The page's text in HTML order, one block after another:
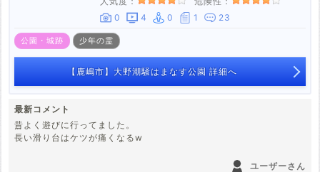
0
4 0 1 23
公園・城跡 少年の霊
【鹿嶋市】大野潮騒はまなす公園 詳細へ
最新コメント
昔よく遊びに行ってました。
長い滑り台はケツが痛くなるw
森で薄暗いところは本能的に近づきたくなかったですね。ユーザーさん